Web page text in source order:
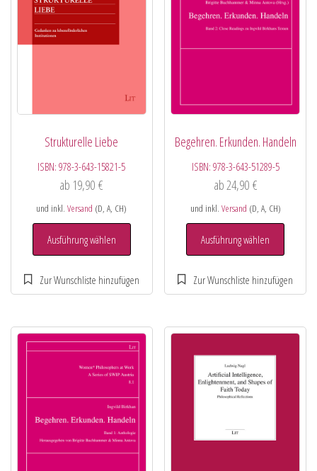
Strukturelle Liebe
ISBN:978-3-643-15821-5
ab 19,90€
und inkl.Versand (D, A, CH)
Ausführung wählen
Begehren. Erkunden. Handeln
ISBN: 978-3-643-51289-5
ab 24,90 €
und inkl. Versand (D, A, CH)
Ausführung wählen